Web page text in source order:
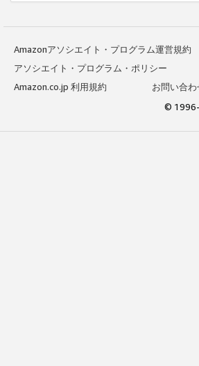
Amazonアソシエイト・プログラム運営規約
アソシエイト・プログラム・ポリシー
Amazon.co.jp 利用規約
お問い合わ
© 1996-